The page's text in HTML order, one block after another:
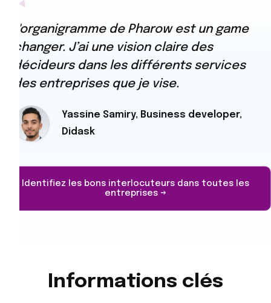
L'organigramme de Pharow est un game
changer. J’ai une vision claire des
décideurs dans les différents services
des entreprises que je vise.
Yassine Samiry, Business developer,
Didask
Identifiez les bons interlocuteurs dans toutes les
entreprises →
Informations clés